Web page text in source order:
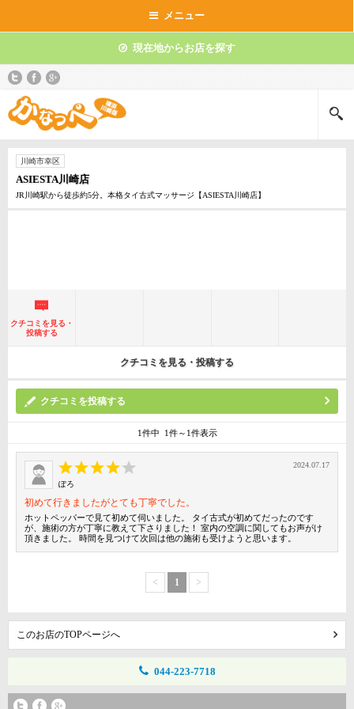
メニュー
現在地からお店を探す
川崎市幸区
ASIESTA川崎店
JR川崎駅から徒歩約5分。本格タイ古式マッサージ【ASIESTA川崎店】
クチコミを見る・
投稿する
クチコミを見る・投稿する
クチコミを投稿する
1件中 1件～1件表示
2024.07.17
ぽろ
初めて行きましたがとても丁寧でした。
ホットペッパーで見て初めて伺いました。 タイ古式が初めてだったのです
が、施術の方が丁寧に教えて下さりました！ 室内の空調に関してもお声がけ
頂きました。 時間を見つけて次回は他の施術も受けようと思います。
< 1 >
このお店のTOPページへ
044-223-7718